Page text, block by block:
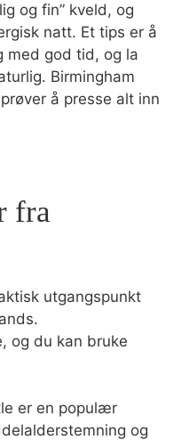
og fin” kveld, og
natt. Et tips er å
med god tid, og la
Birmingham
å presse alt inn
fra
utgangspunkt
og du kan bruke
er en populær
og